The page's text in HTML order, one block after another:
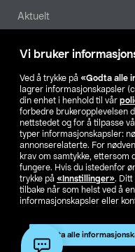
Vi bruker
Ved å trykke på «Godta alle
lagrer informasjonskapsler
din enhet i henhold til vår
forbedre brukeropplevelsen
nettstedet og for å tilpasse
typer informasjonskapsler:
annonserelaterte. For
krav om samtykke, ettersom
fungere. Hvis du istedenfor
trykke på «Innstillinger». Ditt
tilbake når som helst ved å
informasjonskapsler eller
Godta alle
Aktuelt
Våre selskaper
Endre